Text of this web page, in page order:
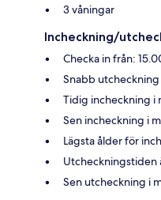
3 våningar
Incheckning/
Checka in från:
Snabb
Tidig incheckning i
Sen incheckning i
Lägsta ålder för
Utcheckningstiden
Sen utcheckning i